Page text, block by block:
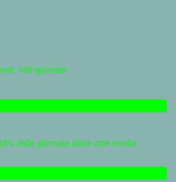
100 giornate
delle giornate attive cioè media